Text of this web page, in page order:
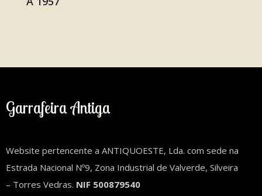
Garrafeira Antiga
Website pertencente a ANTIQUOESTE, Lda. com sede na
Estrada Nacional Nº9, Zona Industrial de Valverde, Silveira
– Torres Vedras. NIF 500879540